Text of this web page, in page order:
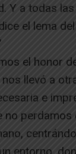
Y a todas
el lema
el honor
llevó a
e
no perdamos